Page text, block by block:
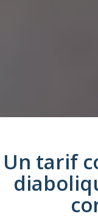
Un tarif